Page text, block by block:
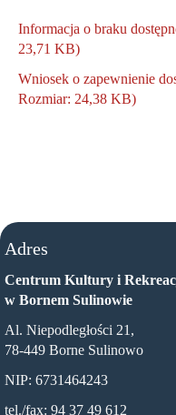
Informacja o braku
23,71 KB)
Wniosek o zapewnienie
Rozmiar: 24,38 KB)
Adres
Centrum Kultury i
w Bornem Sulinowie
Al. Niepodległości 21,
78-449 Borne Sulinowo
NIP: 6731464243
tel./fax: 94 37 49 612